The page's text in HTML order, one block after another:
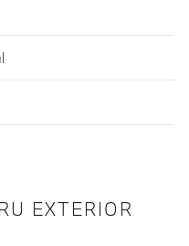
EXTERIOR